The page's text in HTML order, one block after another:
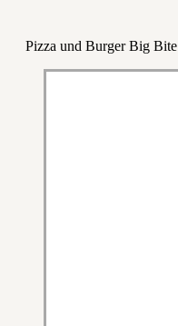
Pizza und Burger Big Bite